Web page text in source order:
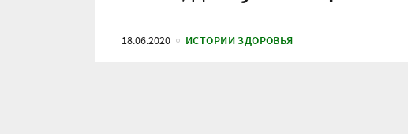
18.06.2020 ИСТОРИИ ЗДОРОВЬЯ